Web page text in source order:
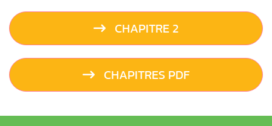
CHAPITRE 2
CHAPITRES PDF